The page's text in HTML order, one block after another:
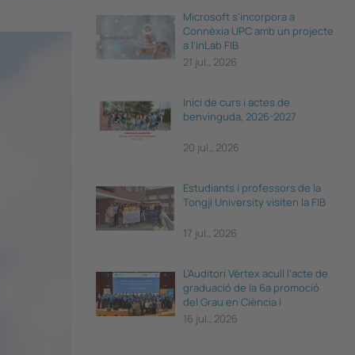
Microsoft s'incorpora a
Connèxia UPC amb un projecte
a l'inLab FIB
21 jul., 2026
Inici de curs i actes de
benvinguda, 2026-2027
20 jul., 2026
Estudiants i professors de la
Tongji University visiten la FIB
17 jul., 2026
L’Auditori Vèrtex acull l’acte de
graduació de la 6a promoció
del Grau en Ciència i
Enginyeria de Dades
16 jul., 2026